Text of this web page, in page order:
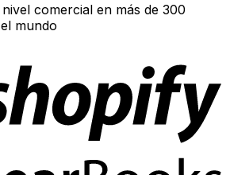
comercial en más de 300
mundo